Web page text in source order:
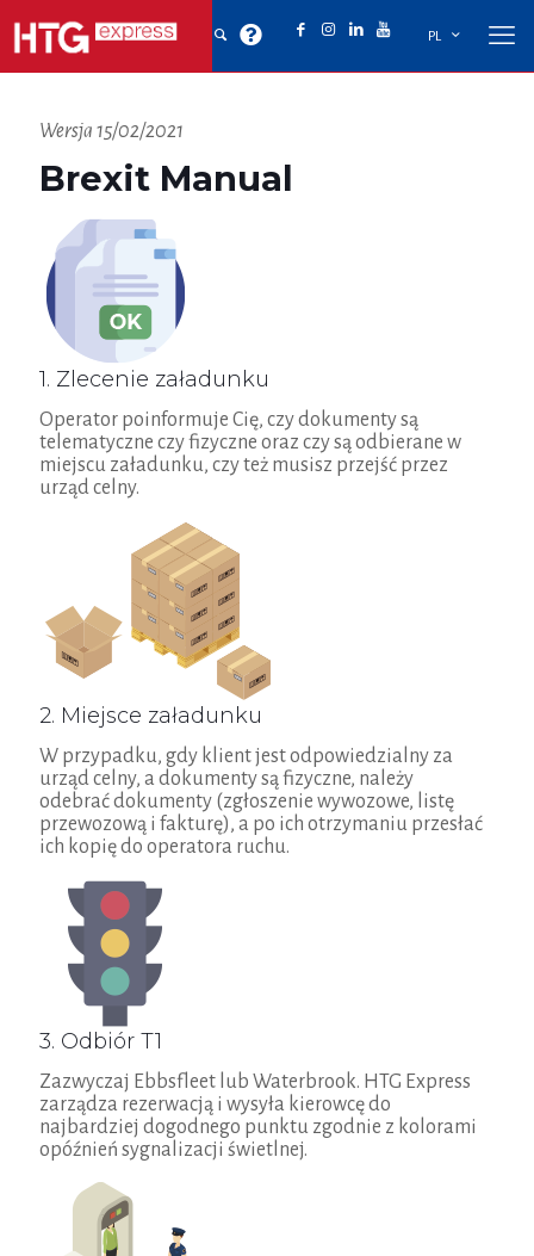
PL
Wersja 15/02/2021
Brexit Manual
1. Zlecenie załadunku
Operator poinformuje Cię, czy dokumenty są
telematyczne czy fizyczne oraz czy są odbierane w
miejscu załadunku, czy też musisz przejść przez
urząd celny.
2. Miejsce załadunku
W przypadku, gdy klient jest odpowiedzialny za
urząd celny, a dokumenty są fizyczne, należy
odebrać dokumenty (zgłoszenie wywozowe, listę
przewozową i fakturę), a po ich otrzymaniu przesłać
ich kopię do operatora ruchu.
3. Odbiór T1
Zazwyczaj Ebbsfleet lub Waterbrook. HTG Express
zarządza rezerwacją i wysyła kierowcę do
najbardziej dogodnego punktu zgodnie z kolorami
opóźnień sygnalizacji świetlnej.